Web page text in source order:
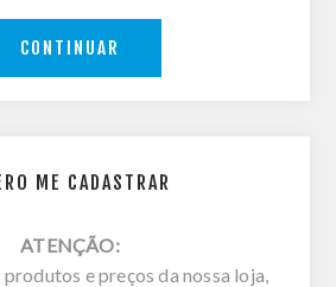
ME CADASTRAR
ATENÇÃO:
produtos e preços da nossa loja,
CONTINUAR